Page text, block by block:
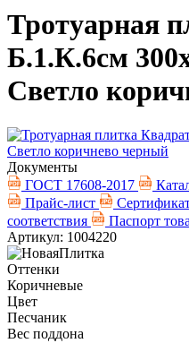
Тротуарная
Б.1.К.6см
Светло
Документы
ГОСТ 17608-2017
Прайс-лист
соответствия
Паспорт
Артикул: 1004220
Оттенки
Коричневые
Цвет
Песчаник
Вес поддона